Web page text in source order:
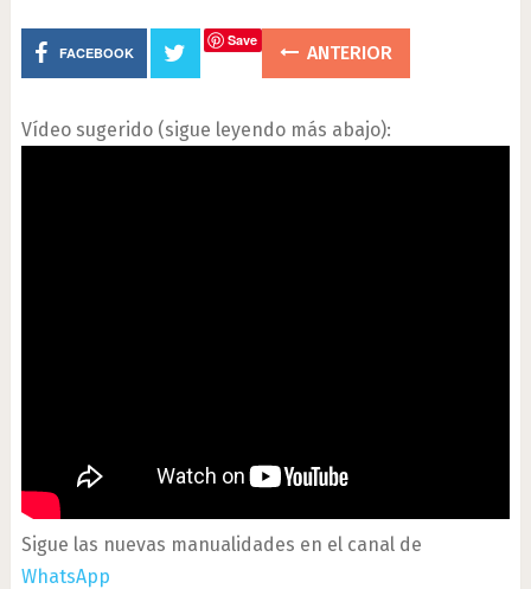
FACEBOOK
Save
ANTERIOR
Vídeo sugerido (sigue leyendo más abajo):
Sigue las nuevas manualidades en el canal de
WhatsApp